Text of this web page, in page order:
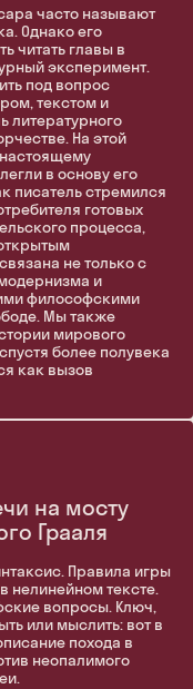
часто называют
Однако его
читать главы в
эксперимент.
под вопрос
текстом и
литературного
На этой
в основу его
писатель стремился
готовых
процесса,
не только с
и
философскими
Мы также
мирового
более полувека
как вызов
на мосту
Грааля
Правила игры
нелинейном тексте.
вопросы. Ключ,
или мыслить: вот в
похода в
неопалимого